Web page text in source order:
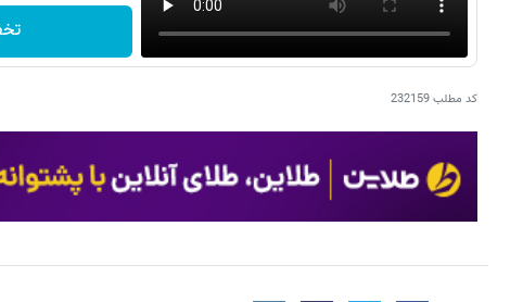
کد مطلب232159